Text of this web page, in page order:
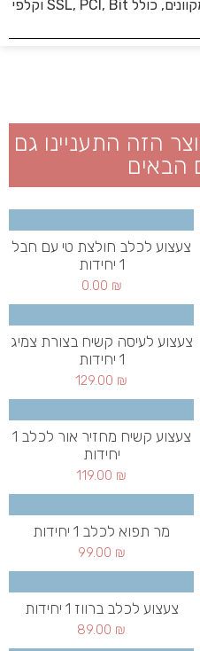
הזה התעניינו גם
הבאים
צעצוע לכלב חולצת טי עם חבל
1 יחידות
0.00 ₪
צעצוע לעיסה קשיח בצורת צמיג
1 יחידות
129.00 ₪
צעצוע קשיח מחזיר אור לכלב 1
יחידות
119.00 ₪
מר תפוא לכלב 1 יחידות
99.00 ₪
צעצוע לכלב ברווז 1 יחידות
89.00 ₪